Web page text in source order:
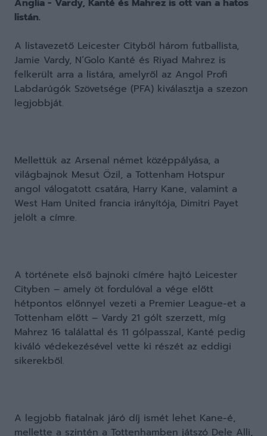
Anglia - Vardy, Kanté és Mahrez is ott van a hatos
listán.
A listavezető Leicester Cityből három futballista,
Jamie Vardy, N’Golo Kanté és Riyad Mahrez is
felkerült arra a listára, amelyről az Angol Profi
Labdarúgók Szövetsége (PFA) kiválasztja a szezon
legjobbját.
Mellettük az Arsenal német középpályása, a
világbajnok Mesut Özil, a Tottenham Hotspur
angol válogatott csatára, Harry Kane, valamint a
West Ham United francia irányítója, Dimitri Payet
jelölt a címre.
A története első bajnoki címére hajtó Leicester
Cityben – amely öt fordulóval a vége előtt
hétpontos előnnyel vezeti a Premier League-et a
Tottenham előtt – Vardy 21 gólt szerzett, míg
Mahrez 16 találattal és 11 gólpasszal, Kanté pedig
kiváló védekezésével vette ki részét az eddigi
sikerekből.
A legjobb fiatalnak járó díj ismét lehet Kane-é,
mellette a szintén a Tottenhamben játszó Dele Alli,